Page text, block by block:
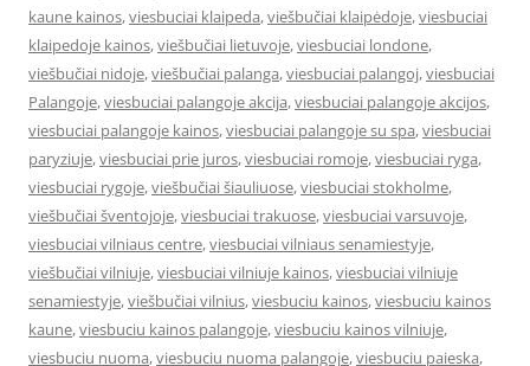
kaune kainos,viesbuciai klaipeda,viešbučiai klaipėdoje,viesbuciai
klaipedoje kainos,viešbučiai lietuvoje,viesbuciai londone,
viešbučiai nidoje,viešbučiai palanga,viesbuciai palangoj,viesbuciai
Palangoje,viesbuciai palangoje akcija,viesbuciai palangoje akcijos,
viesbuciai palangoje kainos,viesbuciai palangoje su spa,viesbuciai
paryziuje,viesbuciai prie juros,viesbuciai romoje,viesbuciai ryga,
viesbuciai rygoje,viešbučiai šiauliuose,viesbuciai stokholme,
viešbučiai šventojoje,viesbuciai trakuose,viesbuciai varsuvoje,
viesbuciai vilniaus centre,viesbuciai vilniaus senamiestyje,
viešbučiai vilniuje,viesbuciai vilniuje kainos,viesbuciai vilniuje
senamiestyje,viešbučiai vilnius,viesbuciu kainos,viesbuciu kainos
kaune,viesbuciu kainos palangoje,viesbuciu kainos vilniuje,
viesbuciu nuoma,viesbuciu nuoma palangoje,viesbuciu paieska,